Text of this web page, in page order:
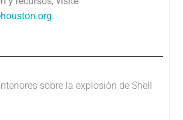
.
sobre la explosión de Shell